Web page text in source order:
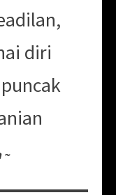
diri
~